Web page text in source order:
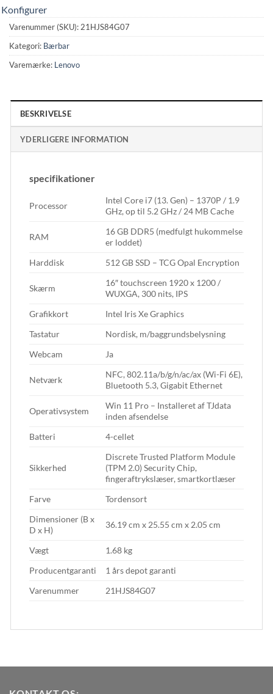
Konfigurer
Varenummer (SKU):21HJS84G07
Kategori: Bærbar
Varemærke: Lenovo
BESKRIVELSE
YDERLIGERE INFORMATION
specifikationer
Processor
Intel Core i7 (13. Gen) – 1370P / 1.9
GHz, op til 5.2 GHz / 24 MB Cache
RAM
16 GB DDR5 (medfulgt hukommelse
er loddet)
Harddisk
512 GB SSD – TCG Opal Encryption
Skærm
16″ touchscreen 1920 x 1200 /
WUXGA, 300 nits, IPS
Grafikkort
Intel Iris Xe Graphics
Tastatur
Nordisk, m/baggrundsbelysning
Webcam
Ja
Netværk
NFC, 802.11a/b/g/n/ac/ax (Wi-Fi 6E),
Bluetooth 5.3, Gigabit Ethernet
Operativsystem
Win 11 Pro – Installeret af TJdata
inden afsendelse
Batteri
4-cellet
Sikkerhed
Discrete Trusted Platform Module
(TPM 2.0) Security Chip,
fingeraftrykslæser, smartkortlæser
Farve
Tordensort
Dimensioner (B x
D x H)
36.19 cm x 25.55 cm x 2.05 cm
Vægt
1.68 kg
Producentgaranti
1 års depot garanti
Varenummer
21HJS84G07